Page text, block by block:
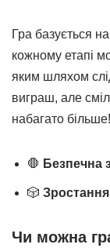
Гра базується
кожному етапі
яким шляхом
виграш, але
набагато
🛑 Безпечна
🎲
Чи можна